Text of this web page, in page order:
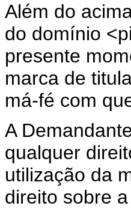
Além do
do domínio
presente
marca de
má-fé com
A
qualquer
utilização da
direito sobre